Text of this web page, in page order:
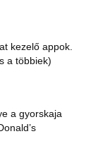
kezelő appok.
a többiek)
a gyorskaja